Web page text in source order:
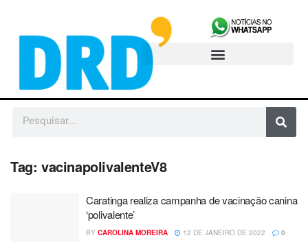
Tag: vacinapolivalenteV8
Caratinga realiza campanha de vacinação canina
‘polivalente’
BY CAROLINA MOREIRA 12 DE JANEIRO DE 2022 0